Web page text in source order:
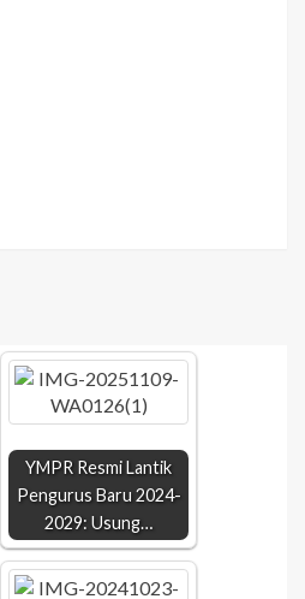
YMPR Resmi Lantik
Pengurus Baru 2024-
2029: Usung…